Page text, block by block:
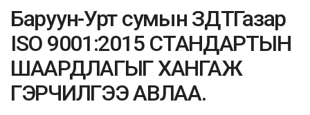
Баруун-Урт сумын ЗДТГазар
ISO 9001:2015 СТАНДАРТЫН
ШААРДЛАГЫГ ХАНГАЖ
ГЭРЧИЛГЭЭ АВЛАА.